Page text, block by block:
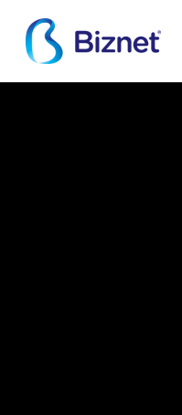
main
content